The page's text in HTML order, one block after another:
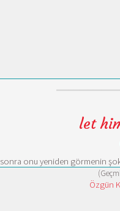
let
onu yeniden görmenin
Özgün